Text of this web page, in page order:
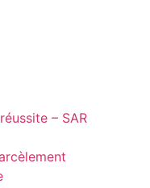
– SAR